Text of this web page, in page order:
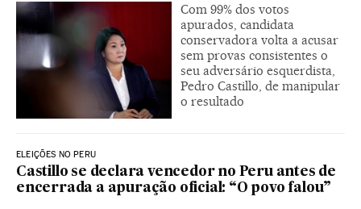
Com 99% dos votos
apurados, candidata
conservadora volta a acusar
sem provas consistentes o
seu adversário esquerdista,
Pedro Castillo, de manipular
o resultado
ELEIÇÕES NO PERU
Castillo se declara vencedor no Peru antes de
encerrada a apuração oficial: “O povo falou”